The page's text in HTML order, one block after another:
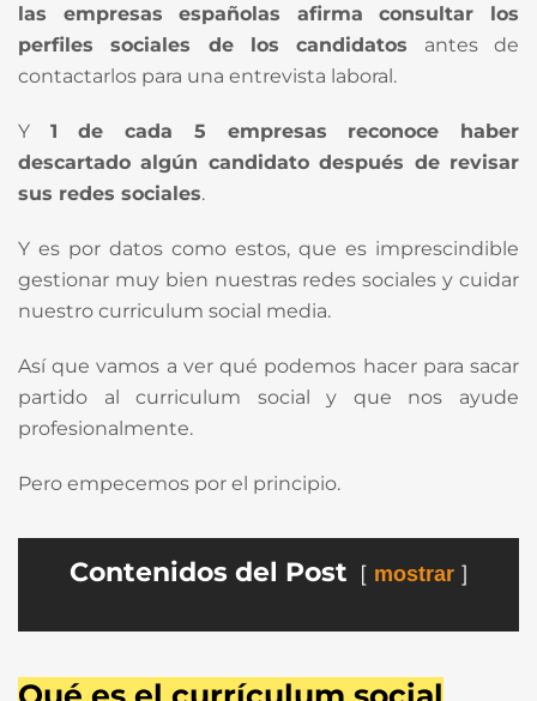
las empresas españolas afirma consultar los
perfiles sociales de los candidatos antes de
contactarlos para una entrevista laboral.
Y 1 de cada 5 empresas reconoce haber
descartado algún candidato después de revisar
sus redes sociales.
Y es por datos como estos, que es imprescindible
gestionar muy bien nuestras redes sociales y cuidar
nuestro curriculum social media.
Así que vamos a ver qué podemos hacer para sacar
partido al curriculum social y que nos ayude
profesionalmente.
Pero empecemos por el principio.
Contenidos del Post mostrar